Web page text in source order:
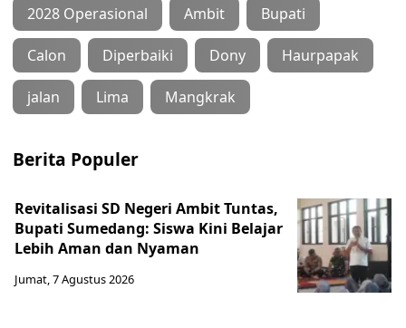
2028 Operasional Ambit Bupati
Calon Diperbaiki Dony Haurpapak
jalan Lima Mangkrak
Berita Populer
Revitalisasi SD Negeri Ambit Tuntas,
Bupati Sumedang: Siswa Kini Belajar
Lebih Aman dan Nyaman
Jumat, 7 Agustus 2026